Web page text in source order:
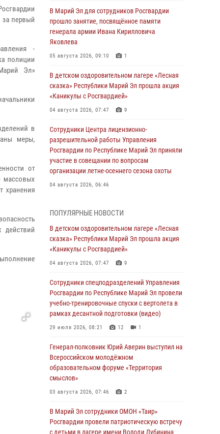
за первый
-
полиции
Эл»
в
меры,
от
массовых
хранения
действий
В Марий Эл для сотрудников Росгвардии
прошло занятие, посвящённое памяти
генерала армии Ивана Кирилловича
Яковлева
05 августа 2026, 09:10 1
В детском оздоровительном лагере «Лесная
сказка» Республики Марий Эл прошла акция
«Каникулы с Росгвардией»
04 августа 2026, 07:47 9
Сотрудники Центра лицензионно-
разрешительной работы Управления
Росгвардии по Республике Марий Эл приняли
участие в совещании по вопросам
организации летне-осеннего сезона охоты
04 августа 2026, 06:46
провели занятие по антикоррупционной
тематике
04 августа 2026, 06:06 2
Генерал-полковник Юрий Аверин выступил на
образовательном форуме «Территория
смыслов»
03 августа 2026, 07:46 2
Росгвардейцы в Марий Эл обеспечили
и проведения матчевого турнира на Кубок
Раимкуля Малахбекова
03 августа 2026, 06:52 7
Центральная войсковая комендатура
августа
02 августа 2026, 11:44
ПОПУЛЯРНЫЕ НОВОСТИ
В детском оздоровительном лагере «Лесная
сказка» Республики Марий Эл прошла акция
«Каникулы с Росгвардией»
04 августа 2026, 07:47 9
Сотрудники спецподразделений Управления
Росгвардии по Республике Марий Эл провели
учебно-тренировочные спуски с вертолета в
рамках десантной подготовки (видео)
29 июля 2026, 08:21 12 1
Генерал-полковник Юрий Аверин выступил на
Всероссийском молодёжном
образовательном форуме «Территория
смыслов»
03 августа 2026, 07:46 2
В Марий Эл сотрудники ОМОН «Таир»
Росгвардии провели патриотическую встречу
с детьми в лагере имени Володи Дубинина